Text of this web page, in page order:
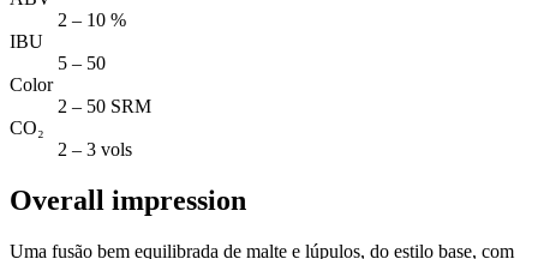
2 – 10 %
IBU
5 – 50
Color
2 – 50 SRM
CO₂
2 – 3 vols
Overall impression
Uma fusão bem equilibrada de malte e lúpulos, do estilo base, com